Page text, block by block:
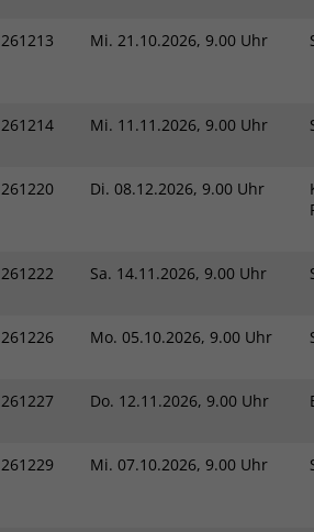
261213 Mi. 21.10.2026, 9.00 Uhr
261214 Mi. 11.11.2026, 9.00 Uhr
261220 Di. 08.12.2026, 9.00 Uhr
261222 Sa. 14.11.2026, 9.00 Uhr
261226 Mo. 05.10.2026, 9.00 Uhr
261227 Do. 12.11.2026, 9.00 Uhr
261229 Mi. 07.10.2026, 9.00 Uhr